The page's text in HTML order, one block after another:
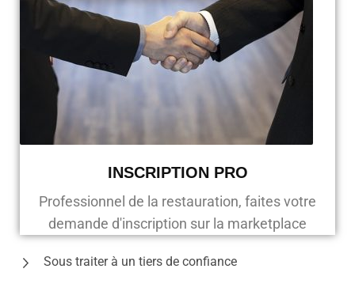
INSCRIPTION PRO
Professionnel de la restauration, faites votre
demande d'inscription sur la marketplace
Sous traiter à un tiers de confiance